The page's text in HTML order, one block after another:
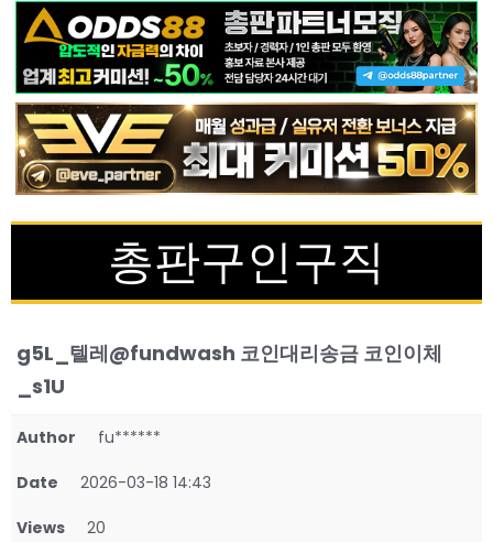
총판구인구직
g5L_텔레@fundwash 코인대리송금 코인이체
_s1U
Author fu******
Date 2026-03-18 14:43
Views 20